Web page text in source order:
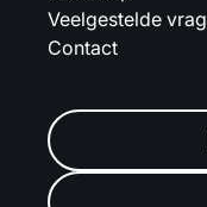
Veelgestelde
Contact